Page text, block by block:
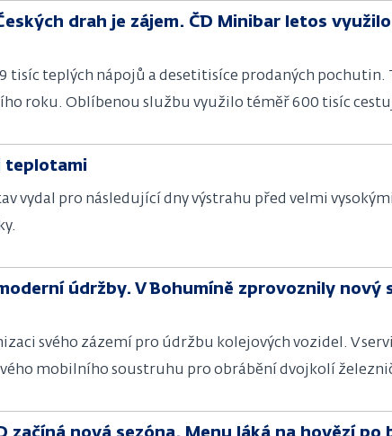
drah je zájem. ČD Minibar letos
tisíc teplých nápojů a desetitisíce prodaných pochutin.
roku. Oblíbenou službu využilo téměř 600 tisíc
teplotami
vydal pro následující dny výstrahu před velmi
údržby. V Bohumíně zprovoznily nový
svého zázemí pro údržbu kolejových vozidel. V
mobilního soustruhu pro obrábění dvojkolí